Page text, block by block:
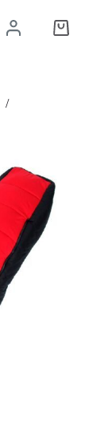
Carro
de
/